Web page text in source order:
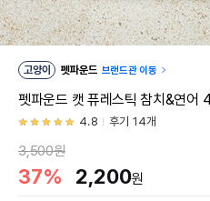
고양이 펫파운드 브랜드관 이동
펫파운드 캣 퓨레스틱 참치&연어
4.8 후기 14개
3,500원
37% 2,200원